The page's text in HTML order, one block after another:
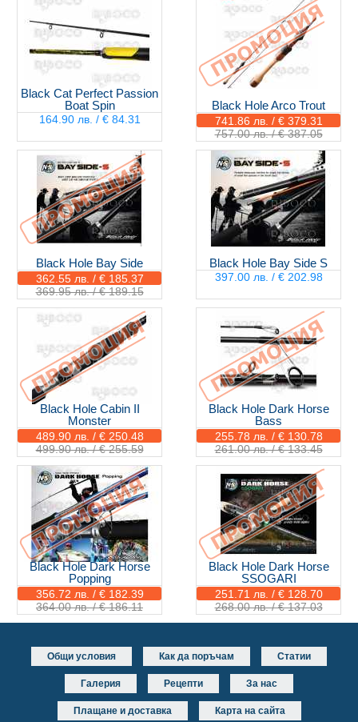
Black Cat Perfect Passion
Boat Spin
164.90 лв. / € 84.31
Black Hole Arco Trout
741.86 лв. / € 379.31
757.00 лв. / € 387.05
Black Hole Bay Side
362.55 лв. / € 185.37
369.95 лв. / € 189.15
Black Hole Bay Side S
397.00 лв. / € 202.98
Black Hole Cabin II
Monster
489.90 лв. / € 250.48
499.90 лв. / € 255.59
Black Hole Dark Horse
Bass
255.78 лв. / € 130.78
261.00 лв. / € 133.45
Black Hole Dark Horse
Popping
356.72 лв. / € 182.39
364.00 лв. / € 186.11
Black Hole Dark Horse
SSOGARI
251.71 лв. / € 128.70
268.00 лв. / € 137.03
Общи условия Как да поръчам Статии
Галерия Рецепти За нас
Плащане и доставка Карта на сайта